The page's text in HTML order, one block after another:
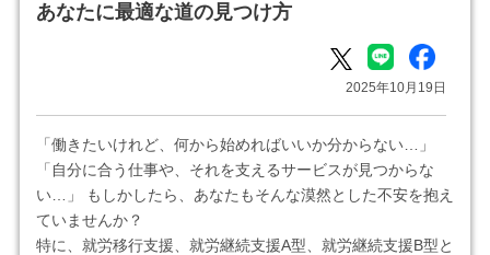
あなたに最適な道の見つけ方
2025年10月19日
「働きたいけれど、何から始めればいいか分からない…」
「自分に合う仕事や、それを支えるサービスが見つからな
い…」 もしかしたら、あなたもそんな漠然とした不安を抱え
ていませんか？
特に、就労移行支援、就労継続支援A型、就労継続支援B型と